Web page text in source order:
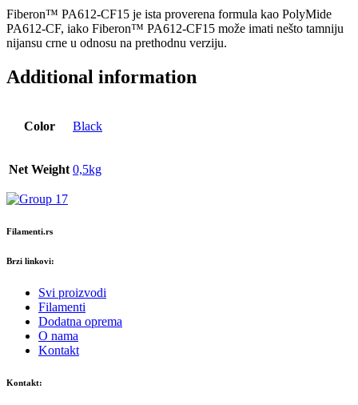
Fiberon™ PA612-CF15 je ista proverena formula kao PolyMide
PA612-CF, iako Fiberon™ PA612-CF15 može imati nešto tamniju
nijansu crne u odnosu na prethodnu verziju.
Additional information
Color Black
Net Weight 0,5kg
Filamenti.rs
Brzi linkovi:
Svi proizvodi
Filamenti
Dodatna oprema
O nama
Kontakt
Kontakt: